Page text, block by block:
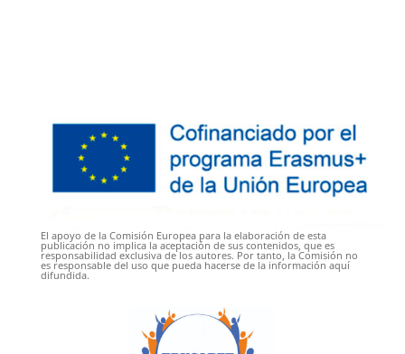
El apoyo de la Comisión Europea para la elaboración de esta
publicación no implica la aceptación de sus contenidos, que es
responsabilidad exclusiva de los autores. Por tanto, la Comisión no
es responsable del uso que pueda hacerse de la información aquí
difundida.